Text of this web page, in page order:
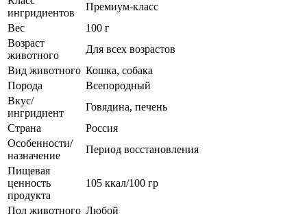
ингридиентов
Премиум-класс
Вес
100 г
Возраст
животного
Для всех возрастов
Вид животного Кошка, собака
Порода
Всепородный
Вкус/
ингридиент
Говядина, печень
Страна
Россия
Особенности/
назначение
Период восстановления
Пищевая
ценность
продукта
105 ккал/100 гр
Пол животного Любой